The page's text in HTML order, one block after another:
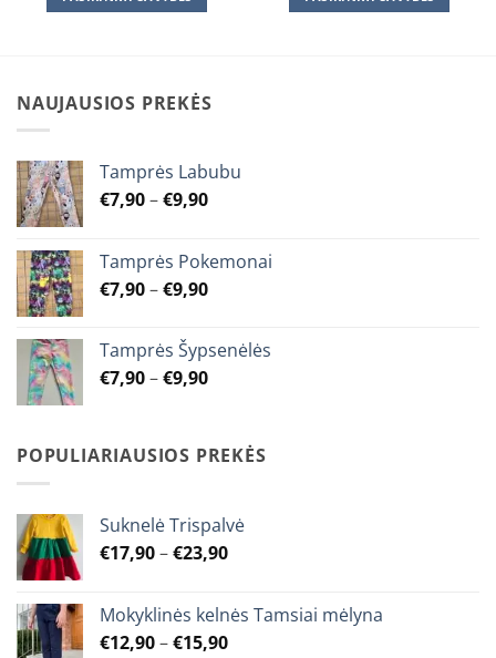
€15,90
multiple
variants.
options
may
be
on
the
product
€16,90
NAUJAUSIOS PREKĖS
Tamprės Labubu
€7,90–€9,90Price
through
€9,90
Tamprės Pokemonai
€7,90–€9,90Price
through
€9,90
Tamprės Šypsenėlės
€7,90–€9,90Price
through
€9,90
POPULIARIAUSIOS PREKĖS
Suknelė Trispalvė
€17,90–€23,90Price
through
€23,90
Mokyklinės kelnės Tamsiai mėlyna
€12,90–€15,90Price